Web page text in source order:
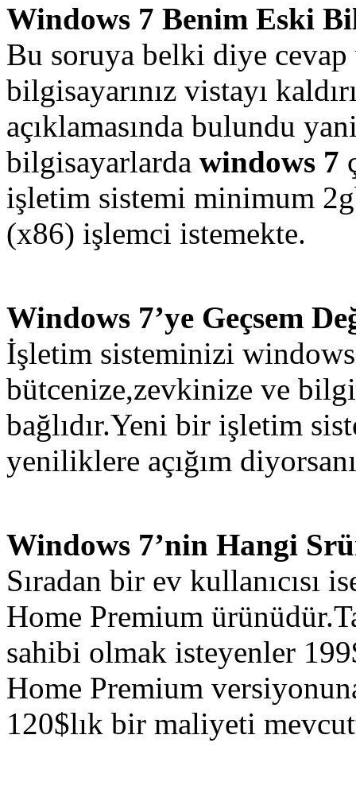
Windows 7 Benim Eski
Bu soruya belki diye
bilgisayarınız vistayı
açıklamasında bulundu
bilgisayarlarda windows 7
işletim sistemi minimum
(x86) işlemci istemekte.
Windows 7’ye Geçsem
İşletim sisteminizi
bütcenize,zevkinize ve
bağlıdır.Yeni bir işletim
yeniliklere açığım
Windows 7’nin Hangi
Sıradan bir ev kullanıcısı
Home Premium
sahibi olmak isteyenler
Home Premium
120$lık bir maliyeti